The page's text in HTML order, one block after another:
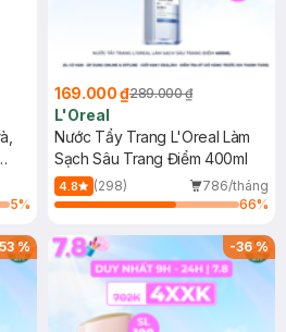
5%
169.000 ₫289.000 ₫
L'Oreal
Nước Tẩy Trang L'Oreal Làm
Sạch Sâu Trang Điểm 400ml
4.8 (298)
786/tháng
66%
53% -36%